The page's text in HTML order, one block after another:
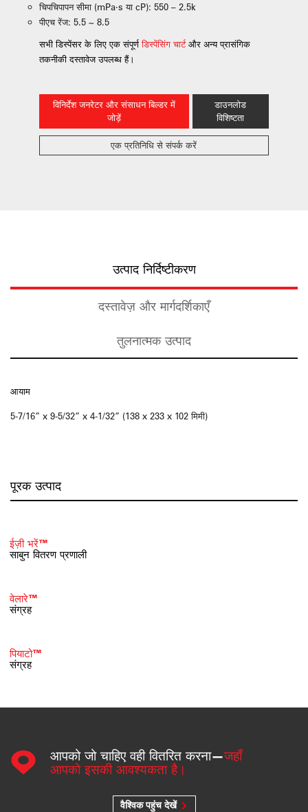
चिपचिपापन सीमा (mPa·s या cP): 550 – 2.5k
पीएच रेंज: 5.5 ~ 8.5
सभी डिस्पेंसर के लिए एक संपूर्णडिस्पेंसिंग चार्टऔर अन्य प्रासंगिक
तकनीकी दस्तावेज उपलब्ध हैं।
विनिर्देश जनरेटर और संसाधन बिल्डर में
जोड़ें
डाउनलोड
विशिष्टता
एक प्रतिनिधि से संपर्क करें
उत्पाद निर्दिष्टीकरण
दस्तावेज़ और मार्गदर्शिकाएँ
तुलनात्मक उत्पाद
आयाम
5-7/16” x 9-5/32” x 4-1/32” (138 x 233 x 102 मिमी)
पूरक उत्पाद
ईज़ी भरें™
साबुन वितरण प्रणाली
वेलारे™
संग्रह
पियाटो™
संग्रह
आपको जो चाहिए वही वितरित करना—जहाँ
आपको इसकी आवश्यकता है।
वैश्विक पहुंच देखें